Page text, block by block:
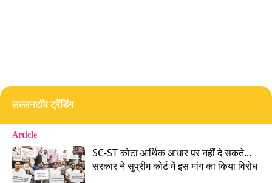
गोलों ने क्या तबाही मचाई होगी. लोदी की सेना को समझ ही
नहीं आया कि ये आसमानी बिजली कहां से गिर रही है.
लल्लनटॉप ट्रेंडिंग
Article
SC-ST कोटा आर्थिक आधार पर नहीं दे सकते...
सरकार ने सुप्रीम कोर्ट में इस मांग का किया विरोध